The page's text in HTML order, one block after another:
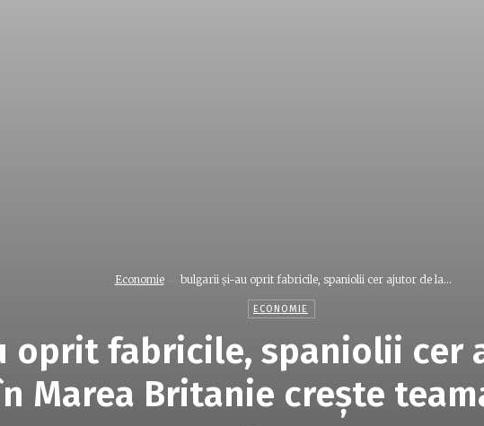
Economie bulgarii şi-au oprit fabricile, spaniolii cer ajutor de la...
ECONOMIE
oprit fabricile, spaniolii cer
Marea Britanie creşte